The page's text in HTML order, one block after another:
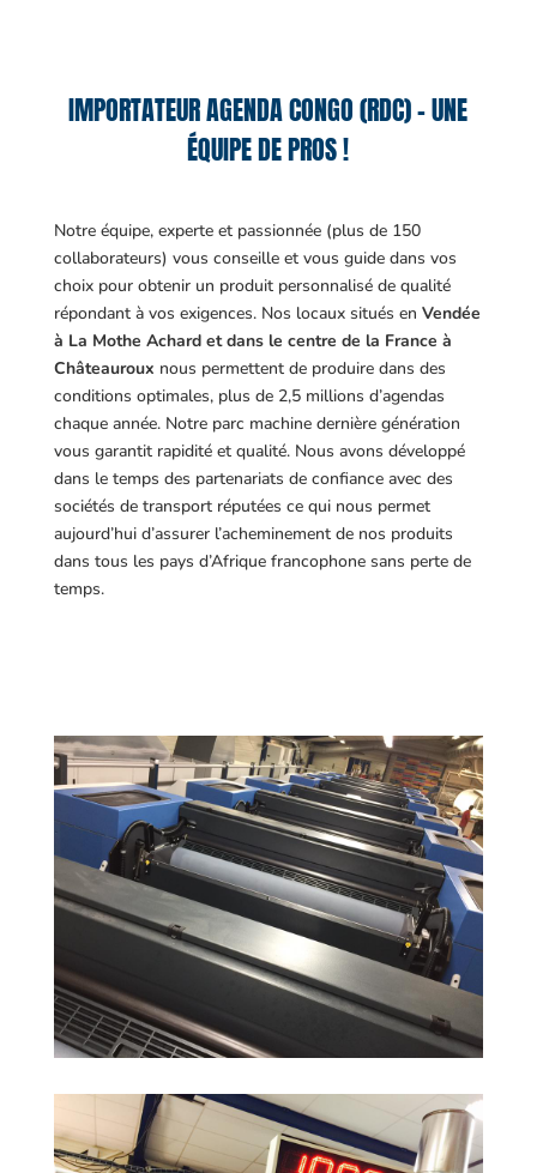
IMPORTATEUR AGENDA CONGO (RDC) – UNE
ÉQUIPE DE PROS !
Notre équipe, experte et passionnée (plus de 150
collaborateurs) vous conseille et vous guide dans vos
choix pour obtenir un produit personnalisé de qualité
répondant à vos exigences. Nos locaux situés en Vendée
à La Mothe Achard et dans le centre de la France à
Châteauroux nous permettent de produire dans des
conditions optimales, plus de 2,5 millions d’agendas
chaque année. Notre parc machine dernière génération
vous garantit rapidité et qualité. Nous avons développé
dans le temps des partenariats de confiance avec des
sociétés de transport réputées ce qui nous permet
aujourd’hui d’assurer l’acheminement de nos produits
dans tous les pays d’Afrique francophone sans perte de
temps.